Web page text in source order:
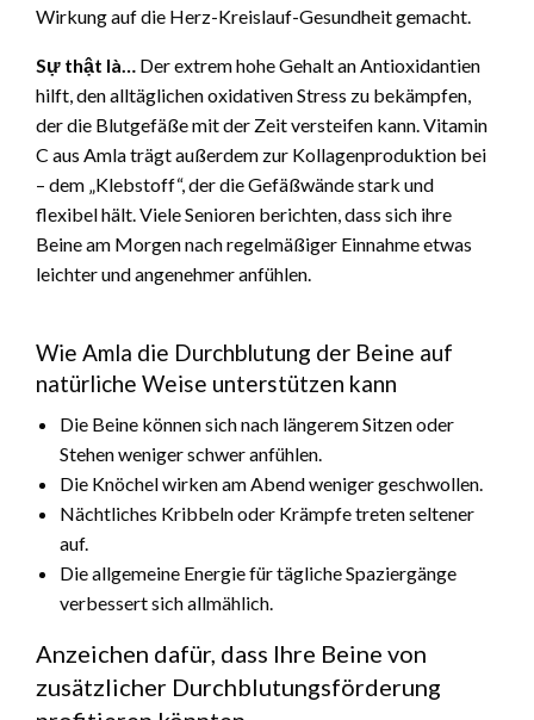
Wirkung auf die Herz-Kreislauf-Gesundheit gemacht.
Sự thật là… Der extrem hohe Gehalt an Antioxidantien
hilft, den alltäglichen oxidativen Stress zu bekämpfen,
der die Blutgefäße mit der Zeit versteifen kann. Vitamin
C aus Amla trägt außerdem zur Kollagenproduktion bei
– dem „Klebstoff“, der die Gefäßwände stark und
flexibel hält. Viele Senioren berichten, dass sich ihre
Beine am Morgen nach regelmäßiger Einnahme etwas
leichter und angenehmer anfühlen.
Wie Amla die Durchblutung der Beine auf
natürliche Weise unterstützen kann
Die Beine können sich nach längerem Sitzen oder
Stehen weniger schwer anfühlen.
Die Knöchel wirken am Abend weniger geschwollen.
Nächtliches Kribbeln oder Krämpfe treten seltener
auf.
Die allgemeine Energie für tägliche Spaziergänge
verbessert sich allmählich.
Anzeichen dafür, dass Ihre Beine von
zusätzlicher Durchblutungsförderung